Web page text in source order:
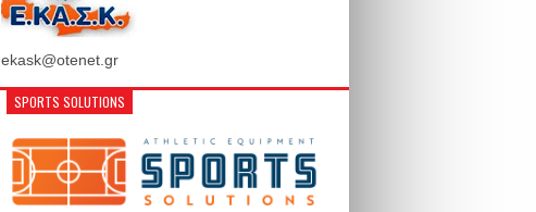
ekask@otenet.gr
SPORTS SOLUTIONS